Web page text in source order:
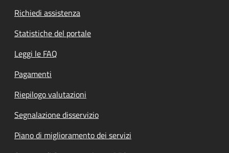
Richiedi assistenza
Statistiche del portale
Leggi le FAQ
Pagamenti
Riepilogo valutazioni
Segnalazione disservizio
Piano di miglioramento dei servizi